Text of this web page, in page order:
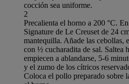
cocción sea uniforme.
2
Precalienta el horno a 200 °C.
Signature de Le Creuset de 24
mantequilla. Añade las cebollas,
con ½ cucharadita de sal. Saltea
empiecen a ablandarse, 5-6
y el zumo de los cítricos
Coloca el pollo preparado sobre